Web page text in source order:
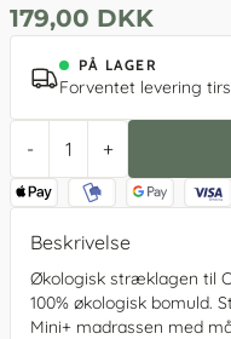
179,00 DKK
PÅ LAGER
Forventet levering
- +
Beskrivelse
Økologisk stræklagen til
100% økologisk bomuld.
Mini+ madrassen med